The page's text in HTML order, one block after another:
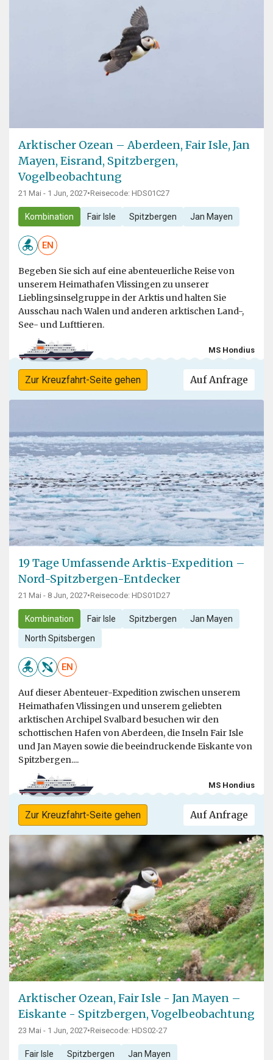
Arktischer Ozean – Aberdeen, Fair Isle, Jan
Mayen, Eisrand, Spitzbergen,
Vogelbeobachtung
21 Mai - 1 Jun, 2027•Reisecode: HDS01C27
Kombination Fair Isle Spitzbergen Jan Mayen
EN
Begeben Sie sich auf eine abenteuerliche Reise von
unserem Heimathafen Vlissingen zu unserer
Lieblingsinselgruppe in der Arktis und halten Sie
Ausschau nach Walen und anderen arktischen Land-,
See- und Lufttieren.
MS Hondius
Zur Kreuzfahrt-Seite gehen Auf Anfrage
19 Tage Umfassende Arktis-Expedition –
Nord-Spitzbergen-Entdecker
21 Mai - 8 Jun, 2027•Reisecode: HDS01D27
Kombination Fair Isle Spitzbergen Jan Mayen
North Spitsbergen
EN
Auf dieser Abenteuer-Expedition zwischen unserem
Heimathafen Vlissingen und unserem geliebten
arktischen Archipel Svalbard besuchen wir den
schottischen Hafen von Aberdeen, die Inseln Fair Isle
und Jan Mayen sowie die beeindruckende Eiskante von
Spitzbergen....
MS Hondius
Zur Kreuzfahrt-Seite gehen Auf Anfrage
Arktischer Ozean, Fair Isle - Jan Mayen –
Eiskante - Spitzbergen, Vogelbeobachtung
23 Mai - 1 Jun, 2027•Reisecode: HDS02-27
Fair Isle Spitzbergen Jan Mayen